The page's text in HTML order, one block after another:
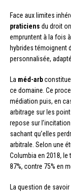
Face aux limites
praticiens du droit
empruntent à la fois
hybrides témoignent
personnalisée,
La méd-arb
ce domaine. Ce
médiation puis, en
arbitrage sur les
repose sur
sachant qu’elles
arbitrale. Selon une
Columbia en 2018,
87%, contre 75% en
La question de